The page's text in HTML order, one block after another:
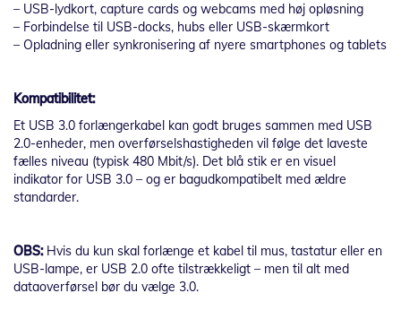
– USB-lydkort, capture cards og webcams med høj opløsning
– Forbindelse til USB-docks, hubs eller USB-skærmkort
– Opladning eller synkronisering af nyere smartphones og tablets
Kompatibilitet:
Et USB 3.0 forlængerkabel kan godt bruges sammen med USB
2.0-enheder, men overførselshastigheden vil følge det laveste
fælles niveau (typisk 480 Mbit/s). Det blå stik er en visuel
indikator for USB 3.0 – og er bagudkompatibelt med ældre
standarder.
OBS:Hvis du kun skal forlænge et kabel til mus, tastatur eller en
USB-lampe, er USB 2.0 ofte tilstrækkeligt – men til alt med
dataoverførsel bør du vælge 3.0.